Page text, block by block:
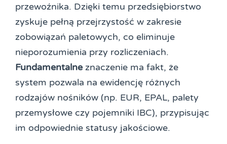
przewoźnika. Dzięki temu przedsiębiorstwo
zyskuje pełną przejrzystość w zakresie
zobowiązań paletowych, co eliminuje
nieporozumienia przy rozliczeniach.
Fundamentalneznaczenie ma fakt, że
system pozwala na ewidencję różnych
rodzajów nośników (np. EUR, EPAL, palety
przemysłowe czy pojemniki IBC), przypisując
im odpowiednie statusy jakościowe.